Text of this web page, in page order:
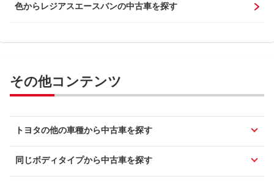
色からレジアスエースバンの中古車を探す
その他コンテンツ
トヨタの他の車種から中古車を探す
同じボディタイプから中古車を探す